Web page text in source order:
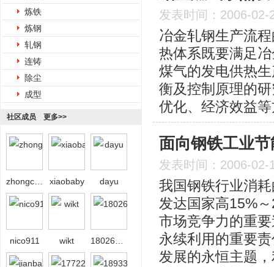
炼铁
炼钢
轧钢
连铸
除尘
成型
社区成员 更多>>
xiaobaby dayu
nico911 wikt
发表时间：2006-02-
冶金轧钢生产流
热体系既要满足
煤气的发电供热
衡及控制原理的
优化、经济效益
面向钢铁工业
发表时间：2006-02-
我国钢铁行业消
发达国家高15%
市场竞争力的重
永续利用的重要
发展的永恒主题